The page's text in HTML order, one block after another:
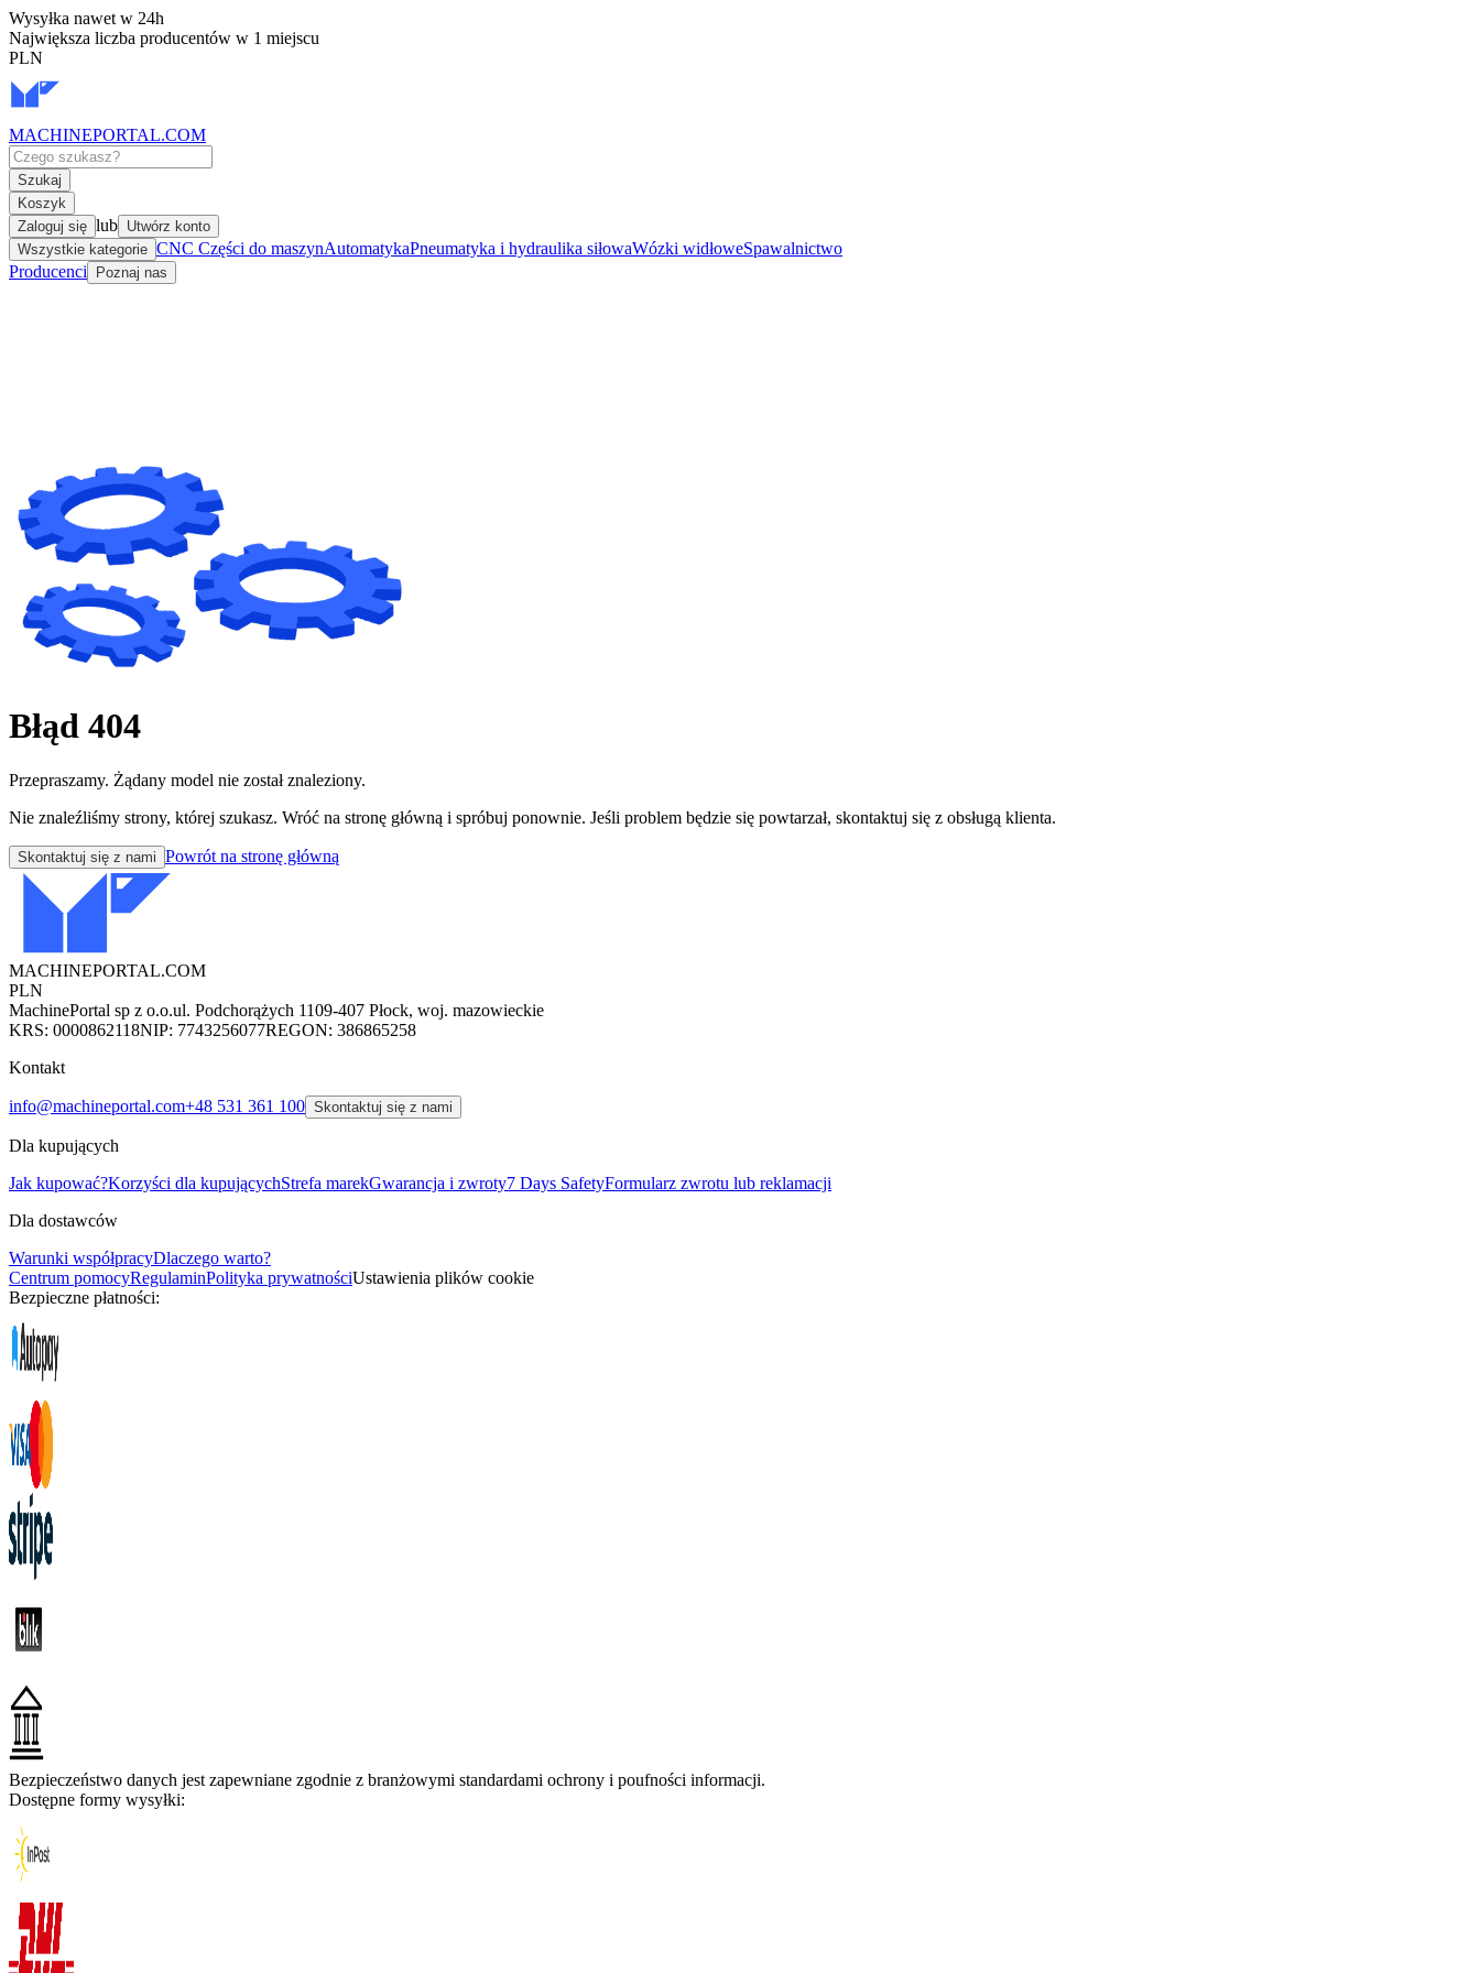
Wysyłka nawet w 24h
Największa liczba producentów w 1 miejscu
PLN
MACHINEPORTAL.COM
Szukaj
Koszyk
Zaloguj się lub Utwórz konto
Wszystkie kategorie CNC Części do maszynAutomatykaPneumatyka i hydraulika siłowaWózki widłoweSpawalnictwo
Producenci
Poznaj nas
Błąd 404
Przepraszamy. Żądany model nie został znaleziony.
Nie znaleźliśmy strony, której szukasz. Wróć na stronę główną i spróbuj ponownie. Jeśli problem będzie się powtarzał, skontaktuj się z obsługą klienta.
Skontaktuj się z nami Powrót na stronę główną
MACHINEPORTAL.COM
PLN
MachinePortal sp z o.o.ul. Podchorążych 1109-407 Płock, woj. mazowieckie
KRS: 0000862118NIP: 7743256077REGON: 386865258
Kontakt
info@machineportal.com+48 531 361 100 Skontaktuj się z nami
Dla kupujących
Jak kupować?Korzyści dla kupującychStrefa marekGwarancja i zwroty7 Days SafetyFormularz zwrotu lub reklamacji
Dla dostawców
Warunki współpracyDlaczego warto?
Centrum pomocyRegulaminPolityka prywatnościUstawienia plików cookie
Bezpieczne płatności:
Bezpieczeństwo danych jest zapewniane zgodnie z branżowymi standardami ochrony i poufności informacji.
Dostępne formy wysyłki: